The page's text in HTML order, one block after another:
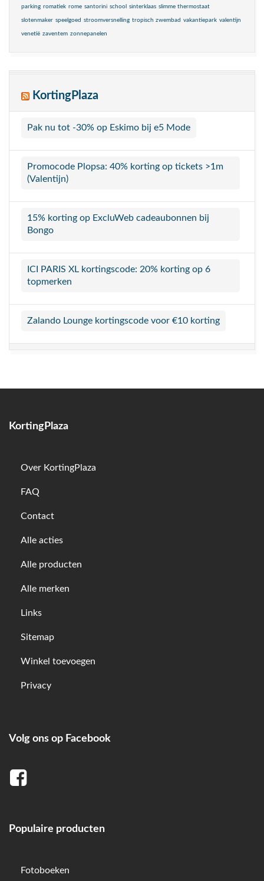
parking romatiek rome santorini school sinterklaas slimme thermostaat
slotenmaker speelgoed stroomversnelling tropisch zwembad vakantiepark valentijn
venetië zaventem zonnepanelen
KortingPlaza
Pak nu tot -30% op Eskimo bij e5 Mode
Promocode Plopsa: 40% korting op tickets >1m
(Valentijn)
15% korting op ExcluWeb cadeaubonnen bij
Bongo
ICI PARIS XL kortingscode: 20% korting op 6
topmerken
Zalando Lounge kortingscode voor €10 korting
KortingPlaza
Over KortingPlaza
FAQ
Contact
Alle acties
Alle producten
Alle merken
Links
Sitemap
Winkel toevoegen
Privacy
Volg ons op Facebook
Populaire producten
Fotoboeken